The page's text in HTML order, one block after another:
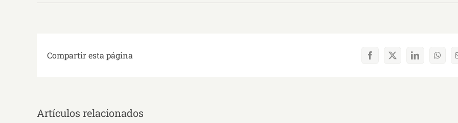
Compartir esta página Facebook
X LinkedIn
Artículos relacionados